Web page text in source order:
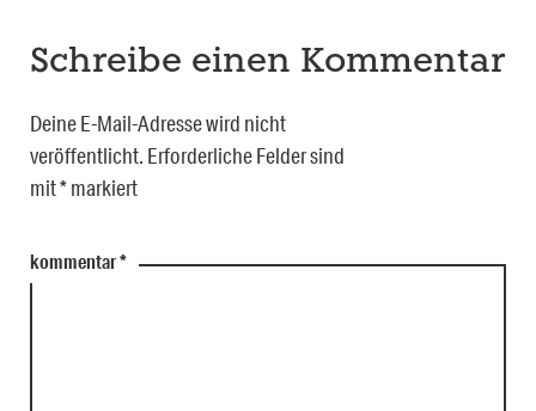
Schreibe einen Kommentar
Deine E-Mail-Adresse wird nicht
veröffentlicht. Erforderliche Felder sind
mit*markiert
kommentar*